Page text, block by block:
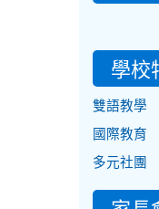
學校
雙語教學
國際教育
多元社團